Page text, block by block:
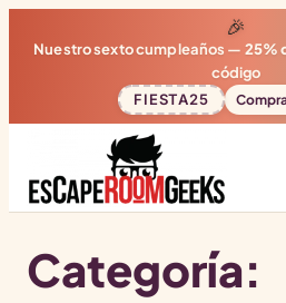
🎉
Nuestro sexto cumpleaños — 25%
código
FIESTA25
Categoría: